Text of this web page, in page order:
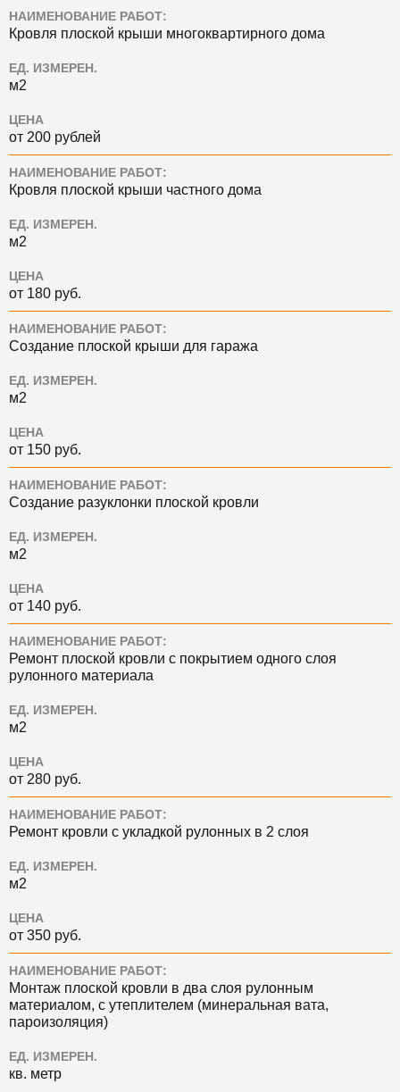
НАИМЕНОВАНИЕ РАБОТ:
Кровля плоской крыши многоквартирного дома
ЕД. ИЗМЕРЕН.
м2
ЦЕНА
от 200 рублей
НАИМЕНОВАНИЕ РАБОТ:
Кровля плоской крыши частного дома
ЕД. ИЗМЕРЕН.
м2
ЦЕНА
от 180 руб.
НАИМЕНОВАНИЕ РАБОТ:
Создание плоской крыши для гаража
ЕД. ИЗМЕРЕН.
м2
ЦЕНА
от 150 руб.
НАИМЕНОВАНИЕ РАБОТ:
Создание разуклонки плоской кровли
ЕД. ИЗМЕРЕН.
м2
ЦЕНА
от 140 руб.
НАИМЕНОВАНИЕ РАБОТ:
Ремонт плоской кровли с покрытием одного слоя
рулонного материала
ЕД. ИЗМЕРЕН.
м2
ЦЕНА
от 280 руб.
НАИМЕНОВАНИЕ РАБОТ:
Ремонт кровли с укладкой рулонных в 2 слоя
ЕД. ИЗМЕРЕН.
м2
ЦЕНА
от 350 руб.
НАИМЕНОВАНИЕ РАБОТ:
Монтаж плоской кровли в два слоя рулонным
материалом, с утеплителем (минеральная вата,
пароизоляция)
ЕД. ИЗМЕРЕН.
кв. метр